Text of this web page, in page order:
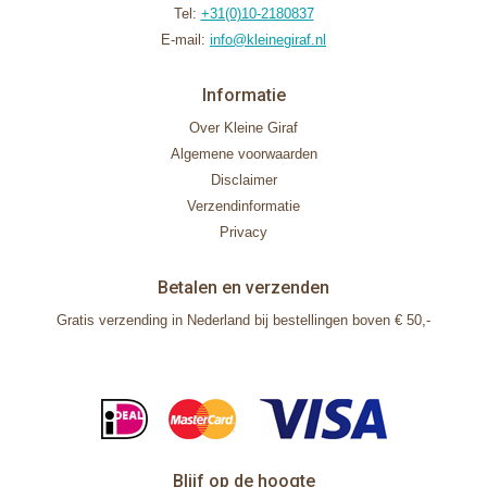
Tel: +31(0)10-2180837
E-mail: info@kleinegiraf.nl
Informatie
Over Kleine Giraf
Algemene voorwaarden
Disclaimer
Verzendinformatie
Privacy
Betalen en verzenden
Gratis verzending in Nederland bij bestellingen boven € 50,-
Blijf op de hoogte